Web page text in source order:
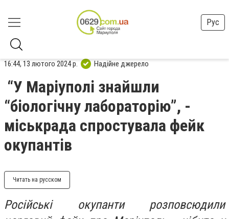
Рус
16:44, 13 лютого 2024 р. Надійне джерело
“У Маріуполі знайшли
“біологічну лабораторію”, -
міськрада спростувала фейк
окупантів
Читать на русском
Російські окупанти розповсюдили